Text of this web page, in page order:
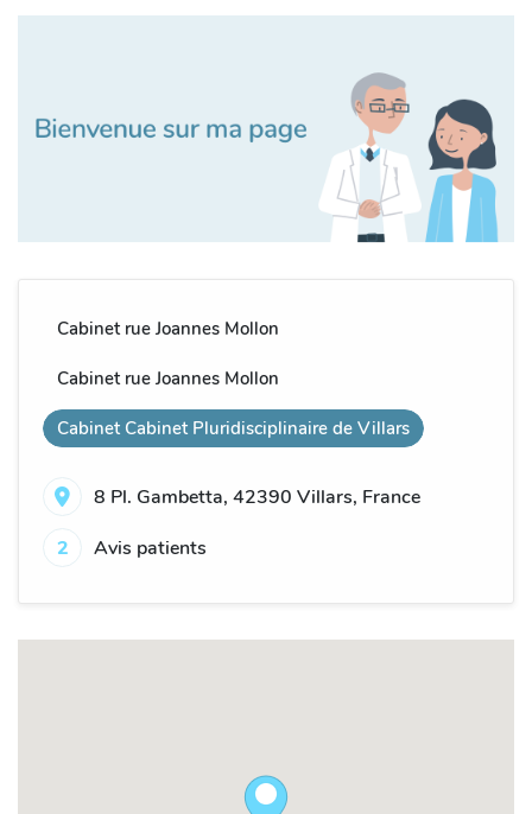
Cabinet rue Joannes Mollon
Cabinet rue Joannes Mollon
Cabinet Cabinet Pluridisciplinaire de Villars
8 Pl. Gambetta, 42390 Villars, France
2
Avis patients